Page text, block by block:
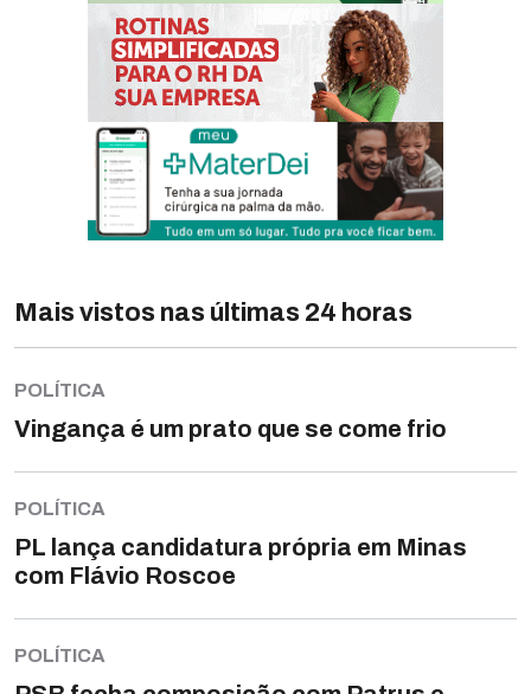
Mais vistos nas últimas 24 horas
POLÍTICA
Vingança é um prato que se come frio
POLÍTICA
PL lança candidatura própria em Minas
com Flávio Roscoe
POLÍTICA